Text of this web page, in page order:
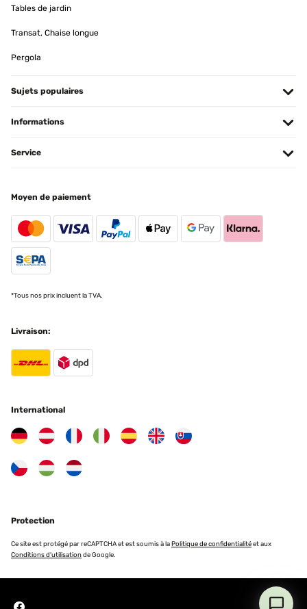
Tables de jardin
Transat, Chaise longue
Pergola
Sujets populaires
Informations
Service
Moyen de paiement
*Tous nos prix incluent la TVA.
Livraison:
International
Protection
Ce site est protégé par reCAPTCHA et est soumis à laPolitique de confidentialitéet aux
Conditions d'utilisationde Google.